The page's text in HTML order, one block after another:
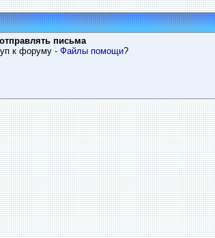
письма
к форуму - Файлы помощи?